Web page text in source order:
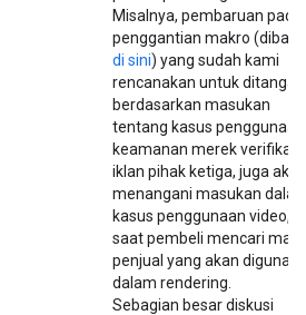
Misalnya, pembaruan pada
penggantian makro
di sini) yang sudah kami
rencanakan untuk
berdasarkan masukan
tentang kasus penggunaan
keamanan merek verifikasi
iklan pihak ketiga, juga akan
menangani masukan
kasus penggunaan video,
saat pembeli mencari
penjual yang akan
dalam rendering.
Sebagian besar diskusi